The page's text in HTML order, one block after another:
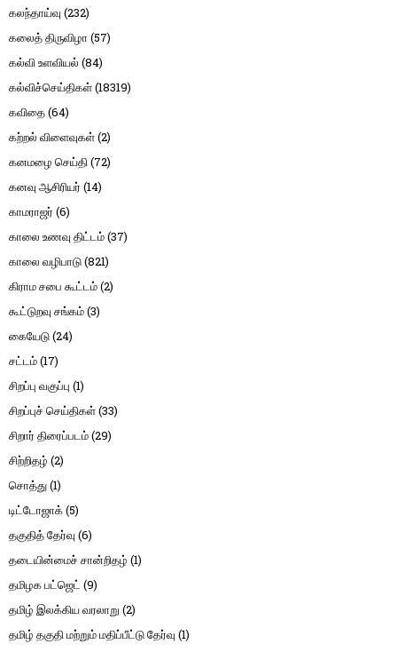
கலந்தாய்வு (232)
கலைத் திருவிழா (57)
கல்வி உளவியல் (84)
கல்விச்செய்திகள்(18319)
கவிதை(64)
கற்றல் விளைவுகள்(2)
கனமழை செய்தி(72)
கனவு ஆசிரியர் (14)
காமராஜர் (6)
காலை உணவு திட்டம்(37)
காலை வழிபாடு(821)
கிராம சபை கூட்டம்(2)
கூட்டுறவு சங்கம்(3)
கையேடு(24)
சட்டம்(17)
சிறப்பு வகுப்பு (1)
சிறப்புச் செய்திகள்(33)
சிறார் திரைப்படம்(29)
சிற்றிதழ் (2)
சொத்து(1)
டிட்டோஜாக்(5)
தகுதித் தேர்வு (6)
தடையின்மைச் சான்றிதழ் (1)
தமிழக பட்ஜெட் (9)
தமிழ் இலக்கிய வரலாறு (2)
தமிழ் தகுதி மற்றும் மதிப்பீட்டு தேர்வு (1)